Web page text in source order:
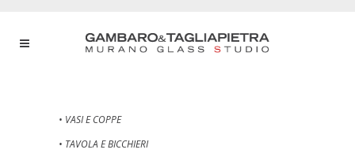
• VASI E COPPE
• TAVOLA E BICCHIERI